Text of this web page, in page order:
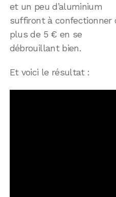
et un peu d’aluminium
suffiront à confectionner
plus de 5 € en se
débrouillant bien.
Et voici le résultat :